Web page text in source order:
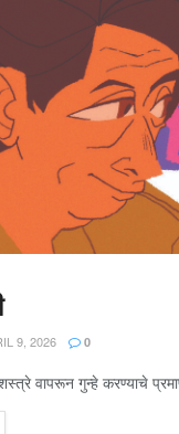
9, 2026 0
वापरून गुन्हे करण्याचे